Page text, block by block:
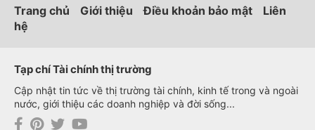
Trang chủ Giới thiệu Điều khoản bảo mật
Liên
hệ
Tạp chí Tài chính thị trường
Cập nhật tin tức về thị trường tài chính, kinh tế trong và ngoài
nước, giới thiệu các doanh nghiệp và đời sống...